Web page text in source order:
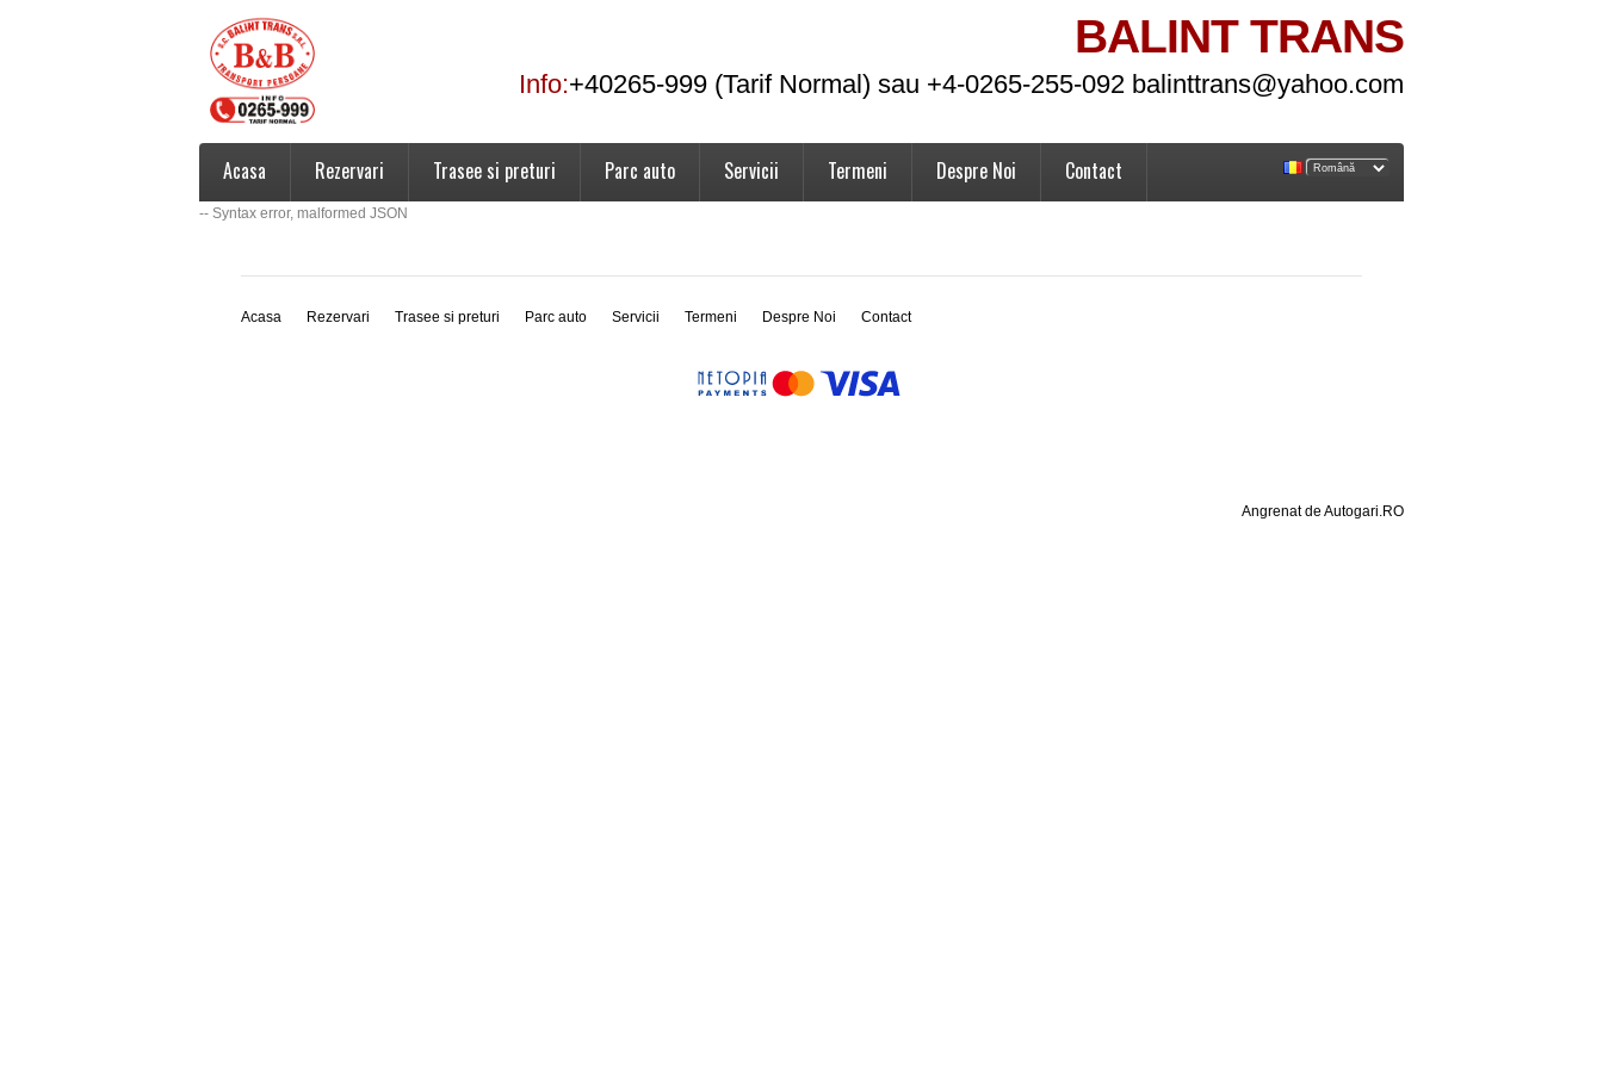
BALINT TRANS
Info:+40265-999 (Tarif Normal) sau +4-0265-255-092 balinttrans@yahoo.com
Acasa Rezervari Trasee si preturi Parc auto Servicii Termeni Despre Noi Contact
-- Syntax error, malformed JSON
Acasa Rezervari Trasee si preturi Parc auto Servicii Termeni Despre Noi Contact
Angrenat de Autogari.RO